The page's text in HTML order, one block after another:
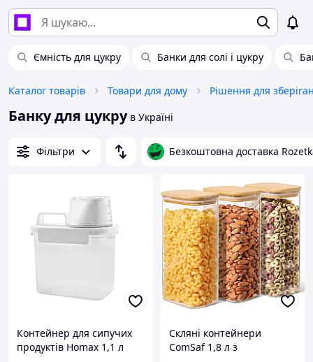
Ємність для цукру Банки для солі і цукру
Каталог товарів Товари для дому Рішення для
Банку для цукрув Україні
Фільтри Безкоштовна доставка
Контейнер для сипучих
продуктів Homax 1,1 л
Скляні контейнери
ComSaf 1,8 л з